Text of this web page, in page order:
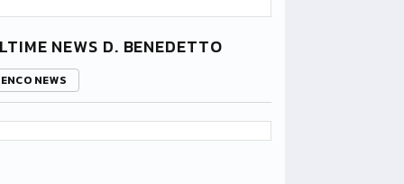
NEWS D. BENEDETTO
NEWS